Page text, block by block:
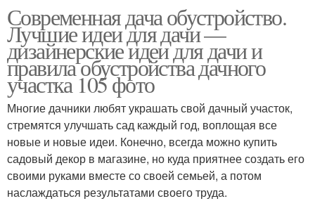
Современная дача обустройство.
Лучшие идеи для дачи —
дизайнерские идеи для дачи и
правила обустройства дачного
участка 105 фото
Многие дачники любят украшать свой дачный участок,
стремятся улучшать сад каждый год, воплощая все
новые и новые идеи. Конечно, всегда можно купить
садовый декор в магазине, но куда приятнее создать его
своими руками вместе со своей семьей, а потом
наслаждаться результатами своего труда.